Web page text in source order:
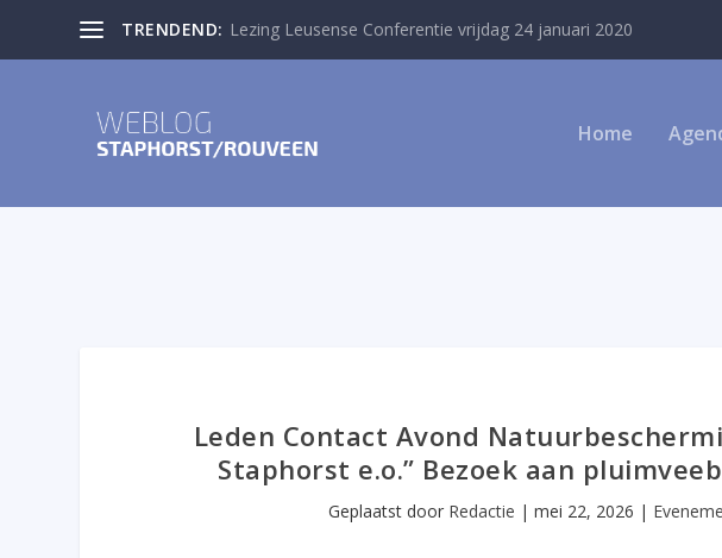
TRENDEND: Lezing Leusense Conferentie vrijdag 24 januari 2020
Home
Leden Contact Avond
Staphorst e.o.” Bezoek aan
Geplaatst door Redactie |mei 22, 2026 |